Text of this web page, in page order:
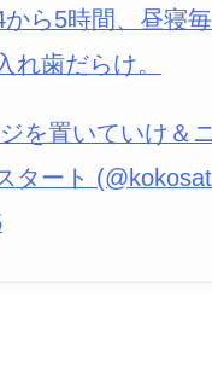
ら5時間、昼寝
れ歯だらけ。
を置いていけ＆
タート